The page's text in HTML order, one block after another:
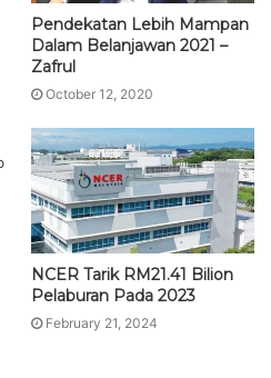
Pendekatan Lebih Mampan
Dalam Belanjawan 2021 –
Zafrul
October 12, 2020
NCER Tarik RM21.41 Bilion
Pelaburan Pada 2023
February 21, 2024